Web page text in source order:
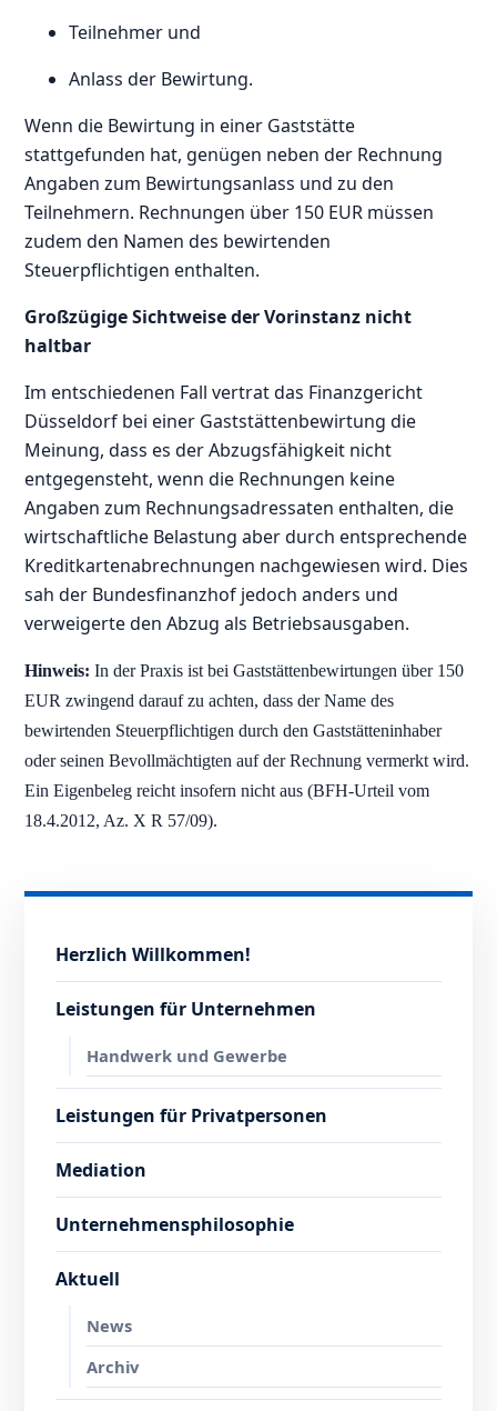
Teilnehmer und
Anlass der Bewirtung.
Wenn die Bewirtung in einer Gaststätte
stattgefunden hat, genügen neben der Rechnung
Angaben zum Bewirtungsanlass und zu den
Teilnehmern. Rechnungen über 150 EUR müssen
zudem den Namen des bewirtenden
Steuerpflichtigen enthalten.
Großzügige Sichtweise der Vorinstanz nicht
haltbar
Im entschiedenen Fall vertrat das Finanzgericht
Düsseldorf bei einer Gaststättenbewirtung die
Meinung, dass es der Abzugsfähigkeit nicht
entgegensteht, wenn die Rechnungen keine
Angaben zum Rechnungsadressaten enthalten, die
wirtschaftliche Belastung aber durch entsprechende
Kreditkartenabrechnungen nachgewiesen wird. Dies
sah der Bundesfinanzhof jedoch anders und
verweigerte den Abzug als Betriebsausgaben.
Hinweis:In der Praxis ist bei Gaststättenbewirtungen über 150
EUR zwingend darauf zu achten, dass der Name des
bewirtenden Steuerpflichtigen durch den Gaststätteninhaber
oder seinen Bevollmächtigten auf der Rechnung vermerkt wird.
Ein Eigenbeleg reicht insofern nicht aus (BFH-Urteil vom
18.4.2012, Az. X R 57/09).
Herzlich Willkommen!
Leistungen für Unternehmen
Handwerk und Gewerbe
Leistungen für Privatpersonen
Mediation
Unternehmensphilosophie
Aktuell
News
Archiv